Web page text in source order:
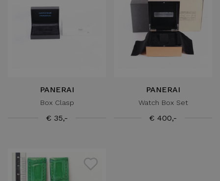
PANERAI
Box Clasp
€ 35,-
PANERAI
Watch Box Set
€ 400,-